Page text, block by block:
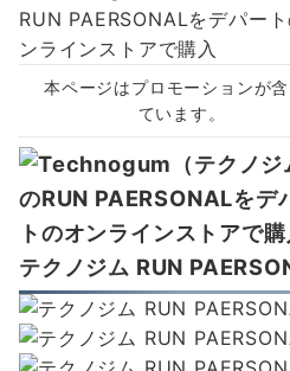
本ページはプロモーションが
ています。
テクノジム RUN